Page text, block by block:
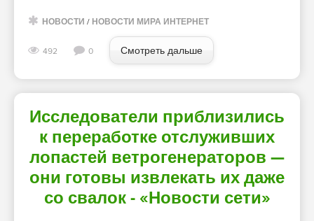
НОВОСТИ / НОВОСТИ МИРА ИНТЕРНЕТ
492 0 Смотреть дальше
Исследователи приблизились
к переработке отслуживших
лопастей ветрогенераторов —
они готовы извлекать их даже
со свалок - «Новости сети»